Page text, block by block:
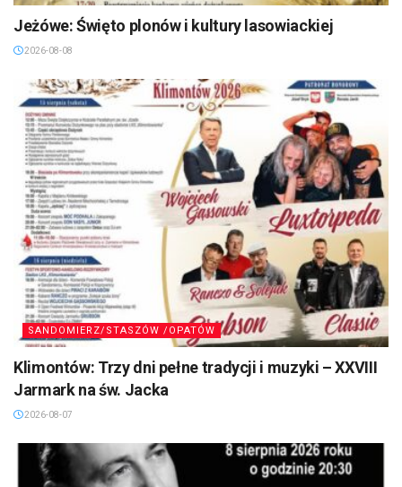
Jeżówe: Święto plonów i kultury lasowiackiej
2026-08-08
SANDOMIERZ/STASZÓW /OPATÓW
Klimontów: Trzy dni pełne tradycji i muzyki – XXVIII
Jarmark na św. Jacka
2026-08-07